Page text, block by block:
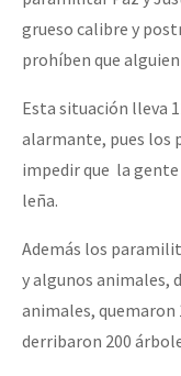
grueso calibre y
prohíben que
Esta situación lleva
alarmante, pues los
impedir que la gente
leña.
Además los
y algunos animales,
animales, quemaron
derribaron 200